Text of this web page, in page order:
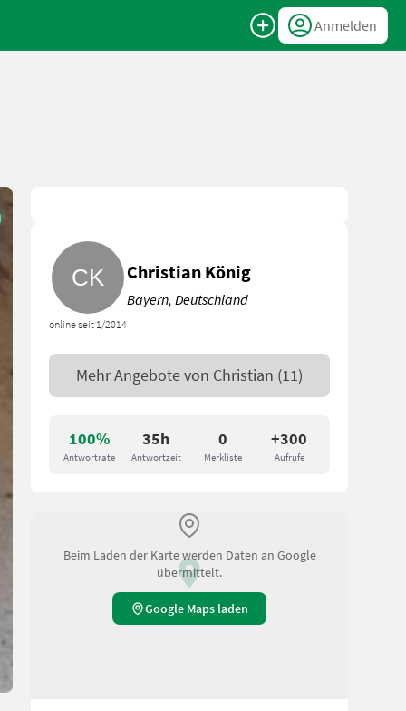
Anmelden
100%
Antwortrate
35h
Antwortzeit
0
Merkliste
+300
Aufrufe
online seit 1/2014
Christian König
Bayern, Deutschland
Mehr Angebote von Christian (11)
Beim Laden der Karte werden Daten an Google
übermittelt.
Google Maps laden